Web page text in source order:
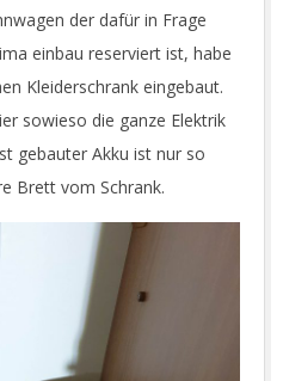
der dafür in Frage
einbau reserviert ist, habe
Kleiderschrank eingebaut.
sowieso die ganze Elektrik
gebauter Akku ist nur so
Brett vom Schrank.